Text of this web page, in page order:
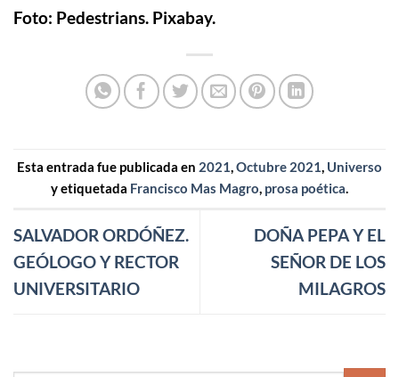
Foto: Pedestrians. Pixabay.
Esta entrada fue publicada en 2021,Octubre 2021, Universo
y etiquetada Francisco Mas Magro, prosa poética.
SALVADOR ORDÓÑEZ.
GEÓLOGO Y RECTOR
UNIVERSITARIO
DOÑA PEPA Y EL
SEÑOR DE LOS
MILAGROS